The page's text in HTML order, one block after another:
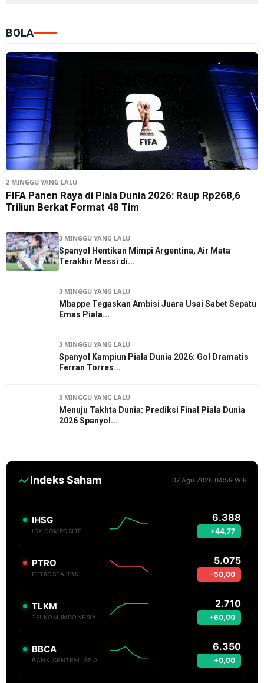
BOLA
2 MINGGU YANG LALU
FIFA Panen Raya di Piala Dunia 2026: Raup Rp268,6
Triliun Berkat Format 48 Tim
3 MINGGU YANG LALU
Spanyol Hentikan Mimpi Argentina, Air Mata
Terakhir Messi di...
3 MINGGU YANG LALU
Mbappe Tegaskan Ambisi Juara Usai Sabet Sepatu
Emas Piala...
3 MINGGU YANG LALU
Spanyol Kampiun Piala Dunia 2026: Gol Dramatis
Ferran Torres...
3 MINGGU YANG LALU
Menuju Takhta Dunia: Prediksi Final Piala Dunia
2026 Spanyol...
Indeks Saham 07 Agu 2026 04:59 WIB
IHSG
IDX COMPOSITE
6.388
+44,77
PTRO
PETROSEA TBK.
5.075
-50,00
TLKM
TELKOM INDONESIA
2.710
+60,00
BBCA
BANK CENTRAL ASIA
6.350
+0,00